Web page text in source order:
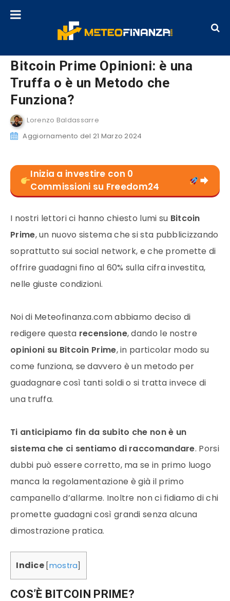
Bitcoin Prime Opinioni: è una
Truffa o è un Metodo che
Funziona?
Lorenzo Baldassarre
Aggiornamento del 21 Marzo 2024
Inizia a investire con 0
Commissioni su Freedom24
I nostri lettori ci hanno chiesto lumi su Bitcoin
Prime, un nuovo sistema che si sta pubblicizzando
soprattutto sui social network, e che promette di
offrire guadagni fino al 60% sulla cifra investita,
nelle giuste condizioni.
Noi di Meteofinanza.com abbiamo deciso di
redigere questa recensione, dando le nostre
opinioni su Bitcoin Prime, in particolar modo su
come funziona, se davvero è un metodo per
guadagnare così tanti soldi o si tratta invece di
una truffa.
Ti anticipiamo fin da subito che non è un
sistema che ci sentiamo di raccomandare. Porsi
dubbi può essere corretto, ma se in primo luogo
manca la regolamentazione è già il primo
campanello d’allarme. Inoltre non ci fidiamo di chi
promette guadagni così grandi senza alcuna
dimostrazione pratica.
Indice [mostra
COS’È BITCOIN PRIME?